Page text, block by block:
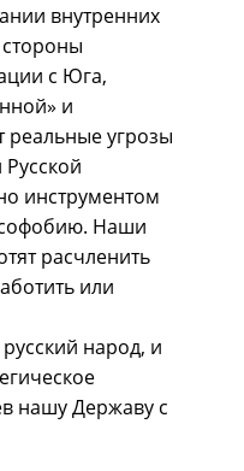
внутренних
с Юга,
и
реальные угрозы
инструментом
Наши
расчленить
или
народ, и
нашу Державу с